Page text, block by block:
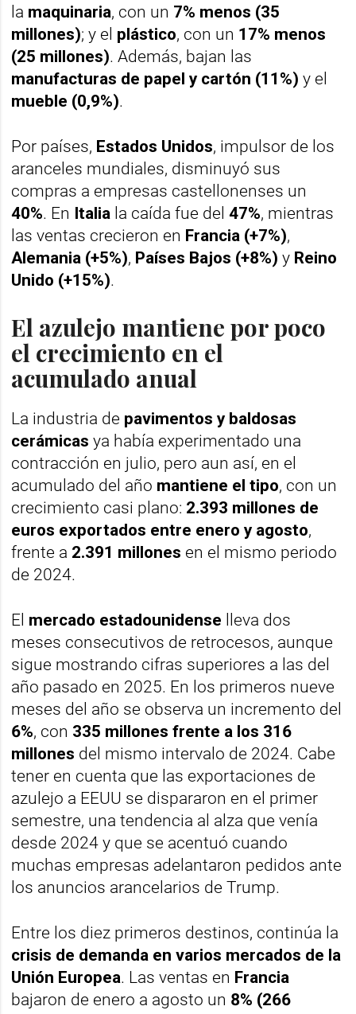
la maquinaria, con un 7% menos (35
millones); y el plástico, con un 17% menos
(25 millones). Además, bajan las
manufacturas de papel y cartón (11%) y el
mueble (0,9%).
Por países, Estados Unidos, impulsor de los
aranceles mundiales, disminuyó sus
compras a empresas castellonenses un
40%. En Italia la caída fue del47%, mientras
las ventas crecieron en Francia (+7%),
Alemania (+5%), Países Bajos (+8%) y Reino
Unido (+15%).
El azulejo mantiene por poco
el crecimiento en el
acumulado anual
La industria de pavimentos y baldosas
cerámicas ya había experimentado una
contracción en julio, pero aun así, en el
acumulado del año mantiene el tipo, con un
crecimiento casi plano: 2.393 millones de
euros exportados entre enero y agosto,
frente a 2.391 millones en el mismo periodo
de 2024.
El mercado estadounidense lleva dos
meses consecutivos de retrocesos, aunque
sigue mostrando cifras superiores a las del
año pasado en 2025. En los primeros nueve
meses del año se observa un incremento del
6%, con 335 millones frente a los 316
millones del mismo intervalo de 2024. Cabe
tener en cuenta que las exportaciones de
azulejo a EEUU se dispararon en el primer
semestre, una tendencia al alza que venía
desde 2024 y que se acentuó cuando
muchas empresas adelantaron pedidos ante
los anuncios arancelarios de Trump.
Entre los diez primeros destinos, continúa la
crisis de demanda en varios mercados de la
Unión Europea. Las ventas en Francia
bajaron de enero a agosto un 8% (266